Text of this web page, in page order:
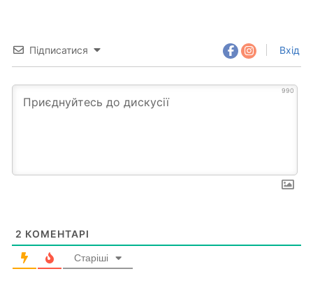
Підписатися Вхід
990
2 КОМЕНТАРІ
Старіші